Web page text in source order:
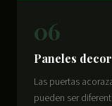
06
Paneles
Las puertas
pueden ser